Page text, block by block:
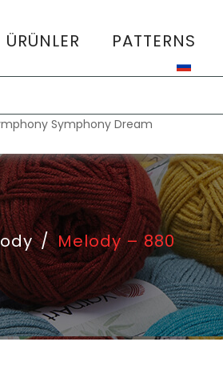
ÜRÜNLER PATTERNS
Symphony Dream
/ Melody – 880